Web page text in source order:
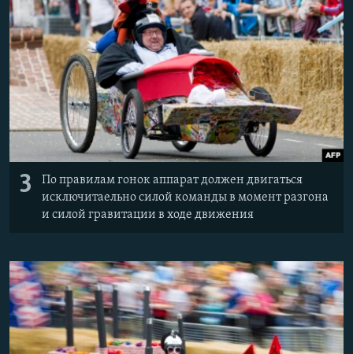
3
По правилам гонок аппарат должен двигаться
исключитаельно ​силой команды в момент разгона
и силой гравитации в ходе движения